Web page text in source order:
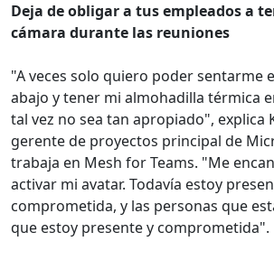
Deja de obligar a tus empleados a
cámara durante las reuniones
"A veces solo quiero poder sentarme
abajo y tener mi almohadilla térmica
tal vez no sea tan apropiado", explica
gerente de proyectos principal de
trabaja en Mesh for Teams. "Me
activar mi avatar. Todavía estoy
comprometida, y las personas que
que estoy presente y comprometida".